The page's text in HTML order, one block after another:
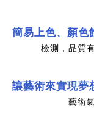
簡易上色、顏色
檢測，品質
讓藝術來實現夢
藝術